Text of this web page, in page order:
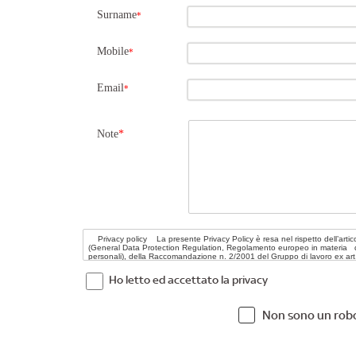
Surname*
Mobile*
Email*
Note*
Ho letto ed accettato la privacy
Non sono un